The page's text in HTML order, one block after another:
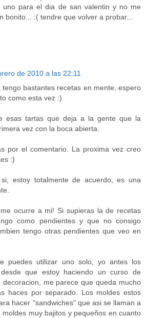
uno para el dia de san valentin y no me
bonito... :( tendre que volver a probar...
de 2010 a las 22:11
tengo bastantes recetas en mente, espero
como esta vez :)
esas tartas que deja a la gente que la
vez con la boca abierta.
por el comentario. La proxima vez creo
:)
estoy totalmente de acuerdo, es una
ocurre a mi! Si supieras la de recetas
como pendientes y que no consigo
tengo otras pendientes que veo en
puedes utilizar uno solo, yo antes los
que estoy haciendo un curso de
me parece que queda mucho
haces por separado. Los moldes estos
hacer "sandwiches" que asi se llaman a
moldes muy bajitos y pequeños en cuanto